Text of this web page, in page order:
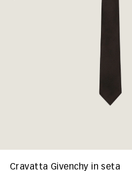
Cravatta Givenchy in seta